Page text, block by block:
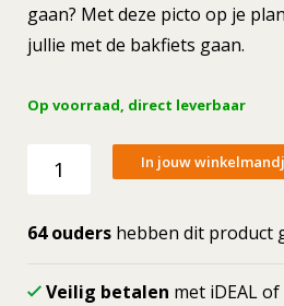
gaan? Met deze picto op je
jullie met de bakfiets gaan.
Op voorraad, direct leverbaar
picto
de
aantal
In jouw
64 ouders hebben dit product
Veilig betalen met iDEAL